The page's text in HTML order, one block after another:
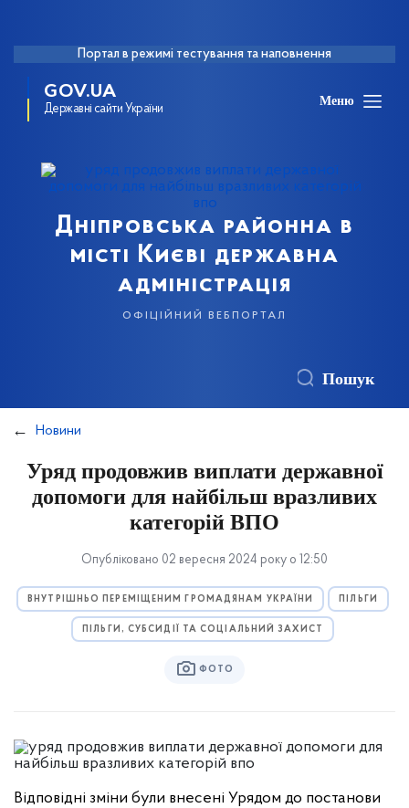
Портал в режимі тестування та наповнення
GOV.UA
Державні сайти України
Меню
Дніпровська районна в
місті Києві державна
адміністрація
офіційний вебпортал
Пошук
Новини
Уряд продовжив виплати державної
допомоги для найбільш вразливих
категорій ВПО
Опубліковано 02 вересня 2024 року о 12:50
ВНУТРІШНЬО ПЕРЕМІЩЕНИМ ГРОМАДЯНАМ УКРАЇНИ ПІЛЬГИ
ПІЛЬГИ, СУБСИДІЇ ТА СОЦІАЛЬНИЙ ЗАХИСТ
ФОТО
Відповідні зміни були внесені Урядом до постанови